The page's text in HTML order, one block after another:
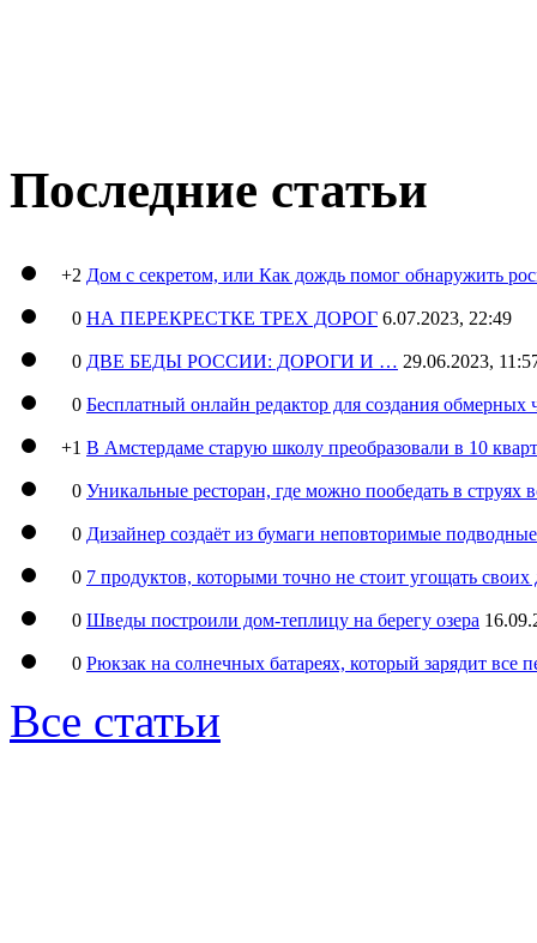
Последние статьи
+2 Дом с секретом, или Как дождь помог обнаружить
0 НА ПЕРЕКРЕСТКЕ ТРЕХ ДОРОГ 6.07.2023, 22:49
0 ДВЕ БЕДЫ РОССИИ: ДОРОГИ И … 29.06.2023,
0 Бесплатный онлайн редактор для создания обмерных
+1 В Амстердаме старую школу преобразовали в 10
0 Уникальные ресторан, где можно пообедать в струях
0 Дизайнер создаёт из бумаги неповторимые
0 7 продуктов, которыми точно не стоит угощать
0 Шведы построили дом-теплицу на берегу озера
0 Рюкзак на солнечных батареях, который зарядит все
Все статьи